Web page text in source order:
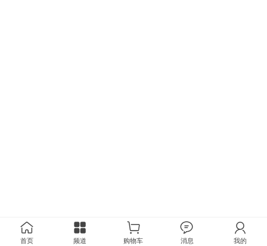
首页 频道 购物车 消息 我的